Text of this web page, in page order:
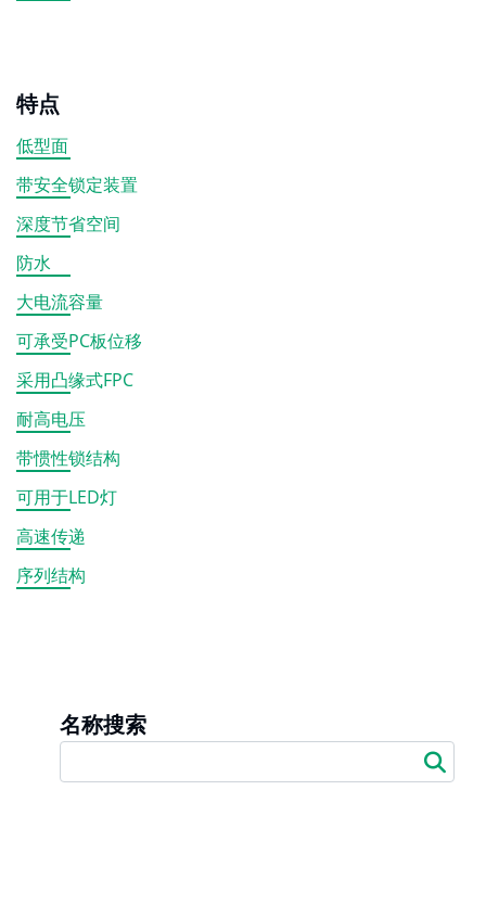
特点
低型面
带安全锁定装置
深度节省空间
防水
大电流容量
可承受PC板位移
采用凸缘式FPC
耐高电压
带惯性锁结构
可用于LED灯
高速传递
序列结构
名称搜索